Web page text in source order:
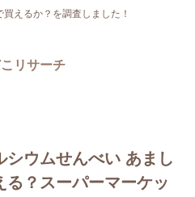
えるか？を調査しました！
リサーチ
シウムせんべい あまし
る？スーパーマーケッ